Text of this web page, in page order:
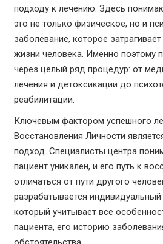
подходу к лечению. Здесь
это не только физическое, но и
заболевание, которое
жизни человека. Именно поэтому
через целый ряд процедур: от
лечения и детоксикации до
реабилитации.
Ключевым фактором успешного
Восстановления Личности
подход. Специалисты центра
пациент уникален, и его путь к
отличаться от пути другого
разрабатывается индивидуальный
который учитывает все
пациента, его историю